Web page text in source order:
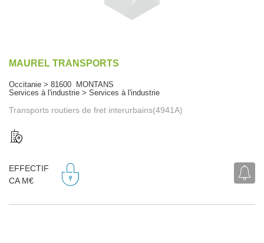
MAUREL TRANSPORTS
Occitanie > 81600 MONTANS
Services à l'industrie > Services à l'industrie
Transports routiers de fret interurbains(4941A)
EFFECTIF
CA M€